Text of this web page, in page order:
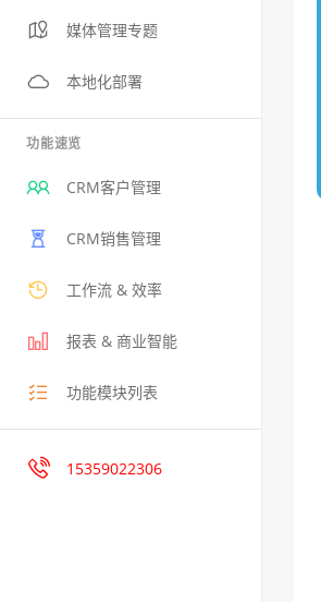
媒体管理专题
本地化部署
功能速览
CRM客户管理
CRM销售管理
工作流 & 效率
报表 & 商业智能
功能模块列表
15359022306